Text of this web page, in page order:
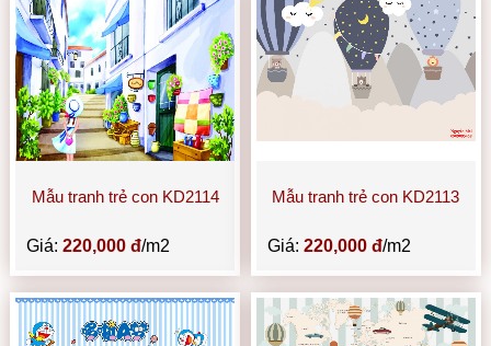
Mẫu tranh trẻ con KD2114
Giá:220,000 đ/m2
Mẫu tranh trẻ con KD2113
Giá: 220,000 đ/m2